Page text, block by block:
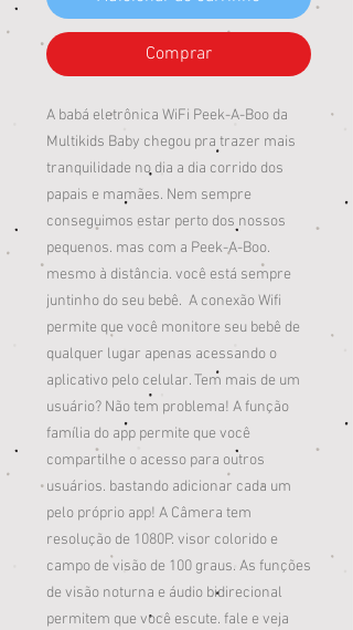
Comprar
A babá eletrônica WiFi Peek-A-Boo da
Multikids Baby chegou pra trazer mais
tranquilidade no dia a dia corrido dos
papais e mamães. Nem sempre
conseguimos estar perto dos nossos
pequenos. mas com a Peek-A-Boo.
mesmo à distância. você está sempre
juntinho do seu bebê. A conexão Wifi
permite que você monitore seu bebê de
qualquer lugar apenas acessando o
aplicativo pelo celular. Tem mais de um
usuário? Não tem problema! A função
família do app permite que você
compartilhe o acesso para outros
usuários. bastando adicionar cada um
pelo próprio app! A Câmera tem
resolução de 1080P. visor colorido e
campo de visão de 100 graus. As funções
de visão noturna e áudio bidirecional
permitem que você escute. fale e veja